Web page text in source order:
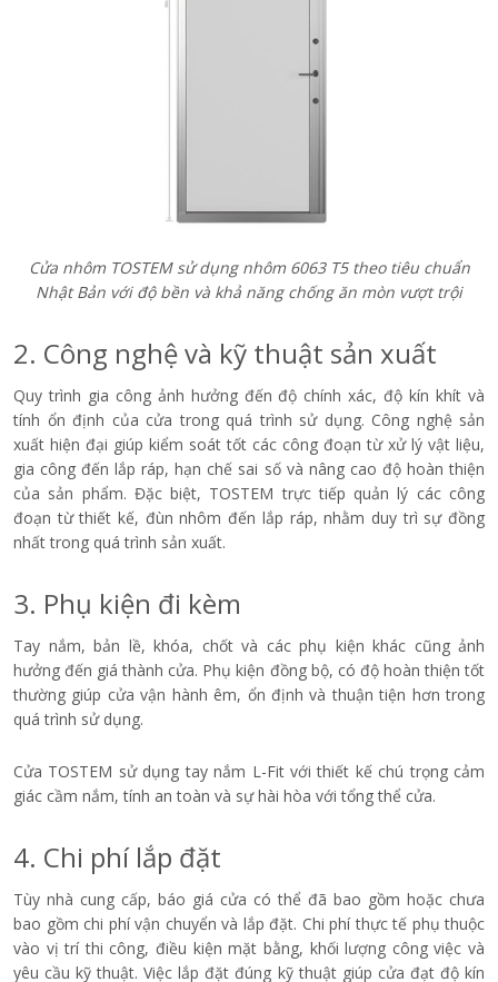
Cửa nhôm TOSTEM sử dụng nhôm 6063 T5 theo tiêu chuẩn
Nhật Bản với độ bền và khả năng chống ăn mòn vượt trội
2. Công nghệ và kỹ thuật sản xuất
Quy trình gia công ảnh hưởng đến độ chính xác, độ kín khít và
tính ổn định của cửa trong quá trình sử dụng. Công nghệ sản
xuất hiện đại giúp kiểm soát tốt các công đoạn từ xử lý vật liệu,
gia công đến lắp ráp, hạn chế sai số và nâng cao độ hoàn thiện
của sản phẩm. Đặc biệt, TOSTEM trực tiếp quản lý các công
đoạn từ thiết kế, đùn nhôm đến lắp ráp, nhằm duy trì sự đồng
nhất trong quá trình sản xuất.
3. Phụ kiện đi kèm
Tay nắm, bản lề, khóa, chốt và các phụ kiện khác cũng ảnh
hưởng đến giá thành cửa. Phụ kiện đồng bộ, có độ hoàn thiện tốt
thường giúp cửa vận hành êm, ổn định và thuận tiện hơn trong
quá trình sử dụng.
Cửa TOSTEM sử dụng tay nắm L-Fit với thiết kế chú trọng cảm
giác cầm nắm, tính an toàn và sự hài hòa với tổng thể cửa.
4. Chi phí lắp đặt
Tùy nhà cung cấp, báo giá cửa có thể đã bao gồm hoặc chưa
bao gồm chi phí vận chuyển và lắp đặt. Chi phí thực tế phụ thuộc
vào vị trí thi công, điều kiện mặt bằng, khối lượng công việc và
yêu cầu kỹ thuật. Việc lắp đặt đúng kỹ thuật giúp cửa đạt độ kín